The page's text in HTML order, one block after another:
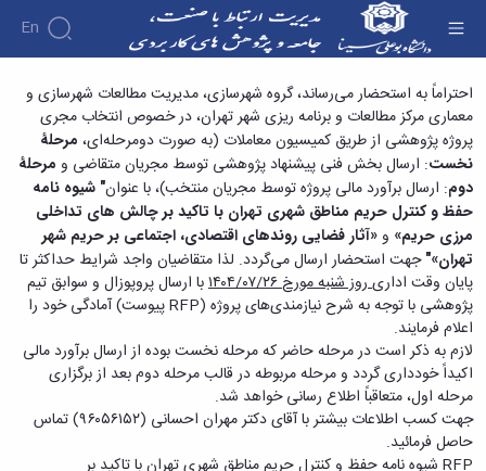
En
پروژه‌های مدیریت شهرسازی و معماری مرکز
مطالعات و برنامه ریزی شهر تهران- گروه مطالعاتی
حریم - دفتر ارتباط با صنعت
احتراماً به استحضار می‌رساند، گروه شهرسازی، مدیریت مطالعات شهرسازی و
معماری مرکز مطالعات و برنامه ریزی شهر تهران، در خصوص انتخاب مجری
پروژه پژوهشی از طریق کمیسیون معاملات (به صورت دومرحله‌ای، مرحلۀ
نخست: ارسال بخش فنی پیشنهاد پژوهشی توسط مجریان متقاضی و مرحلۀ
دوم: ارسال برآورد مالی پروژه توسط مجریان منتخب)، با عنوان" شیوه نامه
حفظ و کنترل حریم مناطق شهری تهران با تاکید بر چالش های تداخلی
مرزی حریم» و «آثار فضایی روندهای اقتصادی، اجتماعی بر حریم شهر
تهران»
"جهت استحضار ارسال می‌گردد. لذا متقاضیان واجد شرایط حداکثر تا
پایان وقت اداریروز شنبه مورخ۲۶/‏۰۷/‏۱۴۰۴‬
‬با ارسال پروپوزال و سوابق تیم
پژوهشی با توجه به شرح نیازمندی‌های پروژه (RFP پیوست) آمادگی خود را
اعلام فرمایند.
لازم به ذکر است در مرحله حاضر که مرحله نخست بوده از ارسال برآورد مالی
اکیداً خودداری گردد و مرحله مربوطه در قالب مرحله دوم بعد از برگزاری
مرحله اول، متعاقباً اطلاع رسانی خواهد شد.
جهت کسب اطلاعات بیشتر با آقای دکتر مهران احسانی (۹۶۰۵۶۱۵۲) تماس
حاصل فرمائید.
RFP شیوه نامه حفظ و کنترل حریم مناطق شهری تهران با تاکید بر